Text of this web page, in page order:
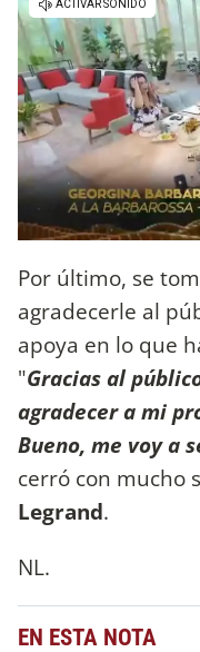
Por último, se
agradecerle al
apoya en lo que
"Gracias al
agradecer a mi
Bueno, me voy a
cerró con mucho
Legrand.
NL.
EN ESTA NOTA